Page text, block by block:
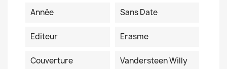
Année Sans Date
Editeur Erasme
Couverture Vandersteen Willy